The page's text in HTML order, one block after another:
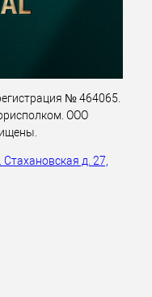
№ 464065.
ООО
д. 27,